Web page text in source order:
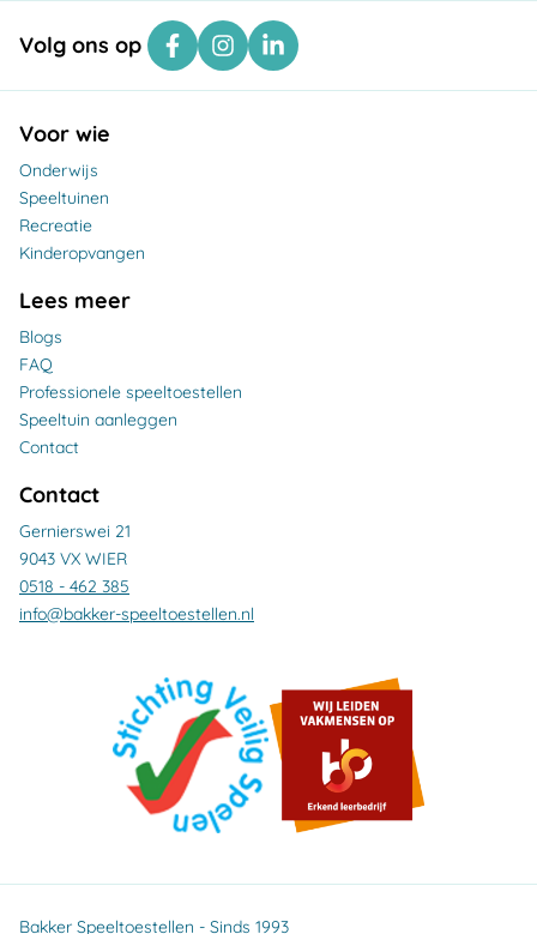
Volg ons op
Voor wie
Onderwijs
Speeltuinen
Recreatie
Kinderopvangen
Lees meer
Blogs
FAQ
Professionele speeltoestellen
Speeltuin aanleggen
Contact
Contact
Gernierswei 21
9043 VX WIER
0518 - 462 385
info@bakker-speeltoestellen.nl
Bakker Speeltoestellen - Sinds 1993